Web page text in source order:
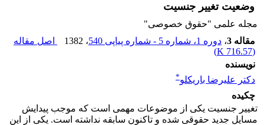
وضعیت تغییر جنسیت
مجله علمی "حقوق خصوصی"
مقاله 3
، دوره 1، شماره 5 - شماره پیاپی 540 ، 1382
اصل مقاله
(
716.57 K
)
نویسنده
دکتر علیرضا باریکلو*
چکیده
تغییر جنسیت یکی از موضوعات مهمی است که موجب پیدایش
مسایل جدید حقوقی شده و تاکنون سابقه نداشته است. یکی از این